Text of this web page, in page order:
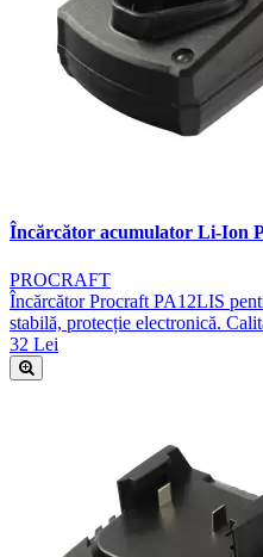
Încărcător acumulator Li-Ion
PROCRAFT
Încărcător Procraft PA12LIS
stabilă, protecție electronică.
32 Lei